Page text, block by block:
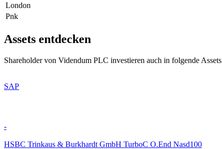
London
Pnk
Assets entdecken
Shareholder von Videndum PLC investieren auch in folgende Assets
SAP
-
HSBC Trinkaus & Burkhardt GmbH TurboC O.End Nasd100